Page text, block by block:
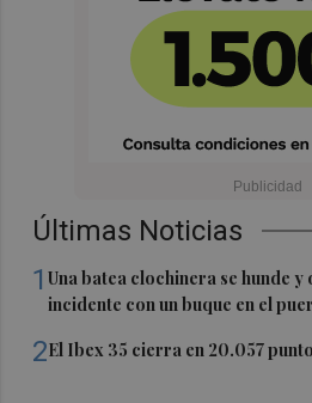
Últimas Noticias
1Una batea clochinera se hunde
incidente con un buque en el
2El Ibex 35 cierra en 20.057